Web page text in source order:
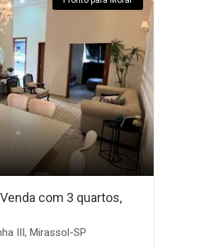
com 3 quartos,
III, Mirassol-SP